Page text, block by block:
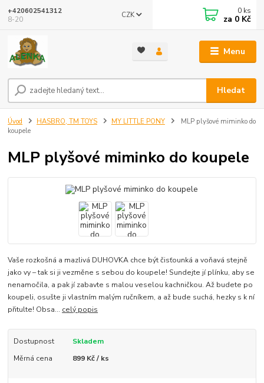
Menu
CZK
Hledat
+420602541312
8-20
0 ks
za 0 Kč
Úvod HASBRO, TM TOYS MY LITTLE PONY
MLP plyšové miminko do
koupele
MLP plyšové miminko do koupele
Vaše rozkošná a mazlivá DUHOVKA chce být čisťounká a voňavá stejně
jako vy – tak si ji vezměne s sebou do koupele! Sundejte jí plínku, aby se
nenamočila, a pak jí zabavte s malou veselou kachničkou. Až budete po
koupeli, osušte ji vlastním malým ručníkem, a až bude suchá, hezky s k ní
přitulte! Obsa... celý popis
Dostupnost
Skladem
Měrná cena
899 Kč / ks